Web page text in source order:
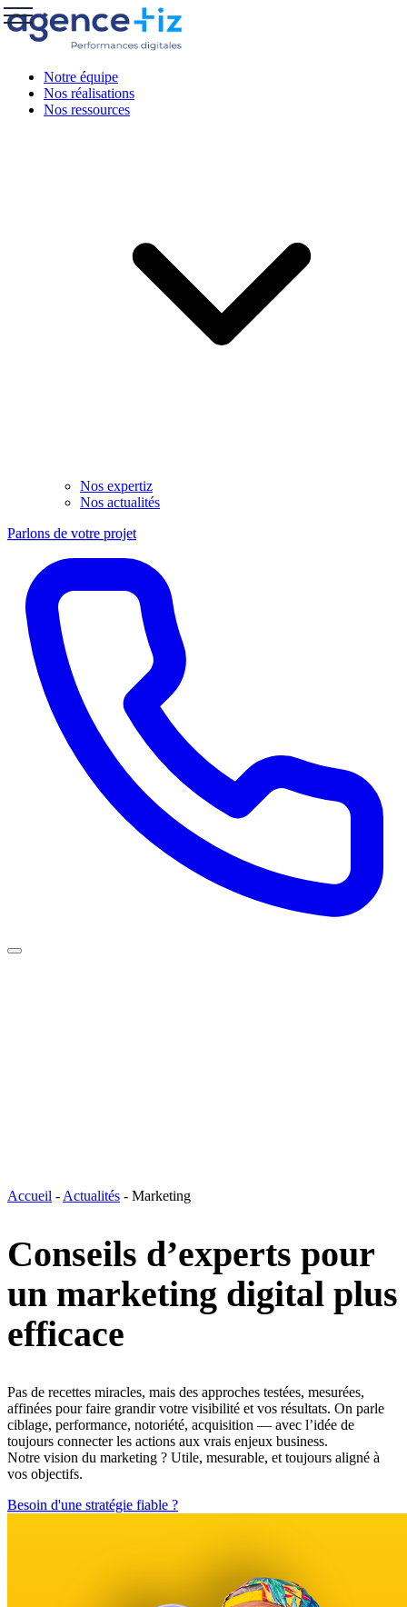
Notre équipe
Nos réalisations
Nos ressources
Nos expertiz
Nos actualités
Parlons de votre projet
Accueil - Actualités - Marketing
Conseils d’experts pour
un marketing digital plus
efficace
Pas de recettes miracles, mais des approches testées, mesurées,
affinées pour faire grandir votre visibilité et vos résultats. On parle
ciblage, performance, notoriété, acquisition — avec l’idée de
toujours connecter les actions aux vrais enjeux business.
Notre vision du marketing ? Utile, mesurable, et toujours aligné à
vos objectifs.
Besoin d'une stratégie fiable ?